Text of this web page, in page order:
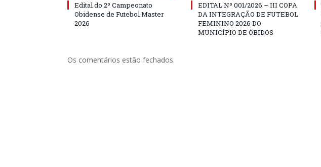
Edital do 2º Campeonato
Obidense de Futebol Master
2026
EDITAL Nº 001/2026 – III COPA
DA INTEGRAÇÃO DE FUTEBOL
FEMININO 2026 DO
MUNICÍPIO DE ÓBIDOS
Os comentários estão fechados.